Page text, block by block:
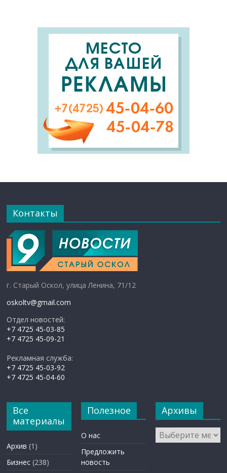
Контакты
г. Старый Оскол, улица Ленина, 71/12
oskoltv@gmail.com
Отдел новостей:
+7 4725 45-03-85
+7 4725 45-09-21
Рекламная служба:
+7 4725 45-03-92
+7 4725 45-04-60
Все
материалы
Архив (1)
Бизнес (238)
Полезное
О нас
Предложить
новость
Архивы
Архивы